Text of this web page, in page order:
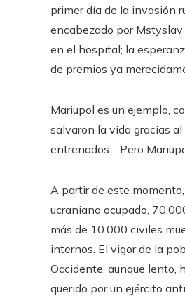
primer día de la invasión
encabezado por
en el hospital; la
de premios ya
Mariupol es un ejemplo,
salvaron la vida gracias
entrenados… Pero
A partir de este
ucraniano ocupado,
más de 10.000 civiles
internos. El vigor de la
Occidente, aunque lento,
querido por un ejército